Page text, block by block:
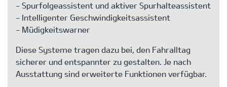
- Spurfolgeassistent und aktiver Spurhalteassistent
- Intelligenter Geschwindigkeitsassistent
- Müdigkeitswarner
Diese Systeme tragen dazu bei, den Fahralltag
sicherer und entspannter zu gestalten. Je nach
Ausstattung sind erweiterte Funktionen verfügbar.